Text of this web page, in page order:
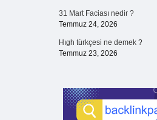
31 Mart Faciası nedir ?
Temmuz 24, 2026
Hıgh türkçesi ne demek ?
Temmuz 23, 2026